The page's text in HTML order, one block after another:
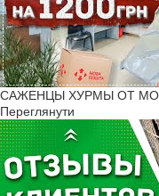
САЖЕНЦЫ ХУРМЫ ОТ
Переглянути